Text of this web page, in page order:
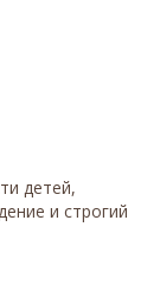
детей,
и строгий